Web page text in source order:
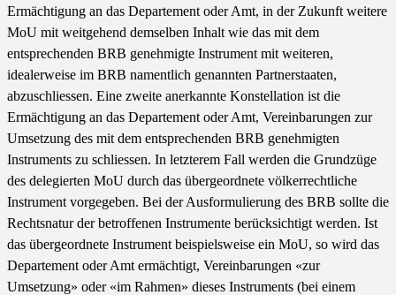
Ermächtigung an das Departement oder Amt, in der Zukunft weitere
MoU mit weitgehend demselben Inhalt wie das mit dem
entsprechenden BRB genehmigte Instrument mit weiteren,
idealerweise im BRB namentlich genannten Partnerstaaten,
abzuschliessen. Eine zweite anerkannte Konstellation ist die
Ermächtigung an das Departement oder Amt, Vereinbarungen zur
Umsetzung des mit dem entsprechenden BRB genehmigten
Instruments zu schliessen. In letzterem Fall werden die Grundzüge
des delegierten MoU durch das übergeordnete völkerrechtliche
Instrument vorgegeben. Bei der Ausformulierung des BRB sollte die
Rechtsnatur der betroffenen Instrumente berücksichtigt werden. Ist
das übergeordnete Instrument beispielsweise ein MoU, so wird das
Departement oder Amt ermächtigt, Vereinbarungen «zur
Umsetzung» oder «im Rahmen» dieses Instruments (bei einem